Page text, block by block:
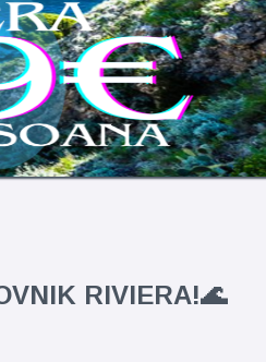
RIVIERA!🌊